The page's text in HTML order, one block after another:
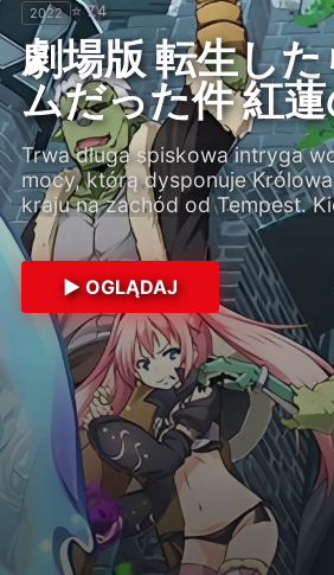
2022 ⭐ 7.4
劇場版 転生し
ムだった件 紅
Trwa długa spiskowa intryga
mocy, którą dysponuje Królowa
kraju na zachód od Tempest.
przekształcił się w Władcę
Rimuru Tempest, krzyżuje
z rasy ogrów, rozpoczyna się
przygoda pełna nowych
zostanie wystawiona na próbę!
▶ OGLĄDAJ
2012 ⭐ 8.2
Sword Art
Ucieczka jest niemożliwa aż
choć jeden najmniejszy błąd
prawdziwym świecie… Nie
kryjącej się za tym
generacji, Sword Art Online,
serwerów gry, zalogowało się
dziesięciu tysięcy graczy,
rozpoczęli zmagania, gdzie
własne życie. Kirito, bohater
zaakceptował kryjącą się za
nowym świecie, gigantycznym
unoszącym się w powietrzu,
Aincrad, wyróżnił się jako
ukończyć grę, osiągając
zamku, Kirito przez dwa lata
własnym życiem. To jednak się
przyjął zaproszenie do
wojowniczki, która była
▶ OGLĄDAJ
2026 ⭐ 6.3
2024 ⭐ 8.6
2026 ⭐ 7.2